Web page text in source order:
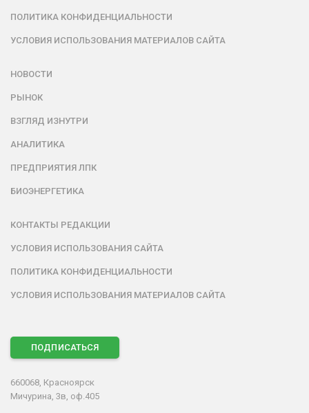
ПОЛИТИКА КОНФИДЕНЦИАЛЬНОСТИ
УСЛОВИЯ ИСПОЛЬЗОВАНИЯ МАТЕРИАЛОВ САЙТА
НОВОСТИ
РЫНОК
ВЗГЛЯД ИЗНУТРИ
АНАЛИТИКА
ПРЕДПРИЯТИЯ ЛПК
БИОЭНЕРГЕТИКА
КОНТАКТЫ РЕДАКЦИИ
УСЛОВИЯ ИСПОЛЬЗОВАНИЯ САЙТА
ПОЛИТИКА КОНФИДЕНЦИАЛЬНОСТИ
УСЛОВИЯ ИСПОЛЬЗОВАНИЯ МАТЕРИАЛОВ САЙТА
ПОДПИСАТЬСЯ
660068, Красноярск
Мичурина, 3в, оф.405